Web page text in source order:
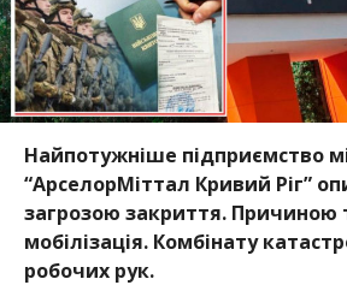
Найпотужніше підприємство
“АрселорМіттал Кривий Ріг”
загрозою закриття. Причиною
мобілізація. Комбінату
робочих рук.